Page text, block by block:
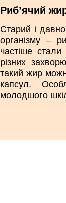
Риб’ячий
Старий і
організму –
частіше
різних
такий жир
капсул.
молодшого